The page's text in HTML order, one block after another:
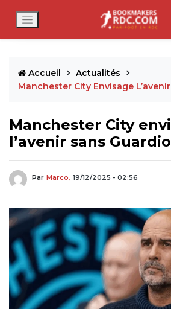
Accueil
Actualités
Manchester City Envisage
Manchester City
l’avenir sans
Par Marco, 19/12/2025 - 02:56